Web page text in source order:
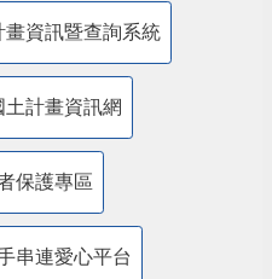
畫資訊暨查詢系統
土計畫資訊網
保護專區
串連愛心平台